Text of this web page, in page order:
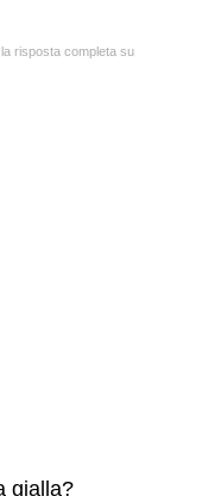
risposta completa su
gialla?